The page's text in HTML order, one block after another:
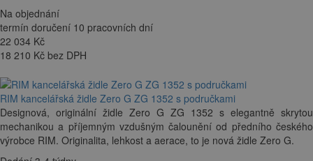
Na objednání
termín doručení 10 pracovních dní
22 034 Kč
18 210 Kč bez DPH
RIM kancelářská židle Zero G ZG 1352 s područkami
Designová, originální židle Zero G ZG 1352 s elegantně skrytou
mechanikou a příjemným vzdušným čalounění od předního českého
výrobce RIM. Originalita, lehkost a aerace, to je nová židle Zero G.